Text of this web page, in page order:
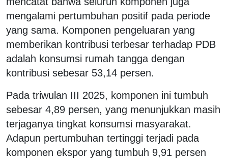
mengalami pertumbuhan positif pada periode
yang sama. Komponen pengeluaran yang
memberikan kontribusi terbesar terhadap PDB
adalah konsumsi rumah tangga dengan
kontribusi sebesar 53,14 persen.
Pada triwulan III 2025, komponen ini tumbuh
sebesar 4,89 persen, yang menunjukkan masih
terjaganya tingkat konsumsi masyarakat.
Adapun pertumbuhan tertinggi terjadi pada
komponen ekspor yang tumbuh 9,91 persen